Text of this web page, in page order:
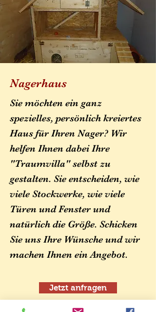
Nagerhaus
Sie möchten ein ganz
spezielles, persönlich kreiertes
Haus für Ihren Nager? Wir
helfen Ihnen dabei Ihre
"Traumvilla" selbst zu
gestalten. Sie entscheiden, wie
viele Stockwerke, wie viele
Türen und Fenster und
natürlich die Größe. Schicken
Sie uns Ihre Wünsche und wir
machen Ihnen ein Angebot.
Jetzt anfragen